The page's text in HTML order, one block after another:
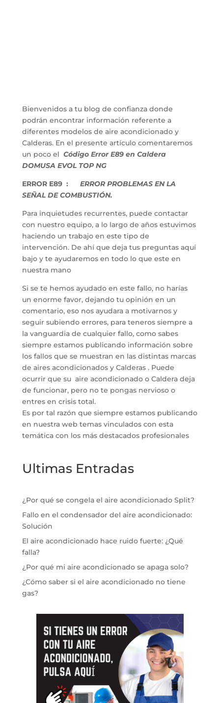
Bienvenidos a tu blog de confianza donde
podrán encontrar información referente a
diferentes modelos de aire acondicionado y
Calderas. En el presente artículo comentaremos
un poco el Código Error E89 en Caldera
DOMUSA EVOL TOP NG
ERROR E89 :
ERROR PROBLEMAS EN LA
SEÑAL DE COMBUSTIÓN.
Para inquietudes recurrentes, puede contactar
con nuestro equipo, a lo largo de años estuvimos
haciendo un trabajo en este tipo de
intervención. De ahí que deja tus preguntas aquí
bajo y te ayudaremos en todo lo que este en
nuestra mano
Si se te hemos ayudado en este fallo, no harías
un enorme favor, dejando tu opinión en un
comentario, eso nos ayudara a motivarnos y
seguir subiendo errores, para teneros siempre a
la vanguardia de cualquier fallo, como sabes
siempre estamos publicando información sobre
los fallos que se muestran en las distintas marcas
de aires acondicionados y Calderas . Puede
ocurrir que su aire acondicionado o Caldera deja
de funcionar, pero no te pongas nervioso o
entres en crisis total.
Es por tal razón que siempre estamos publicando
en nuestra web temas vinculados con esta
temática con los más destacados profesionales
Ultimas Entradas
¿Por qué se congela el aire acondicionado Split?
Fallo en el condensador del aire acondicionado:
Solución
El aire acondicionado hace ruido fuerte: ¿Qué
falla?
¿Por qué mi aire acondicionado se apaga solo?
¿Cómo saber si el aire acondicionado no tiene
gas?